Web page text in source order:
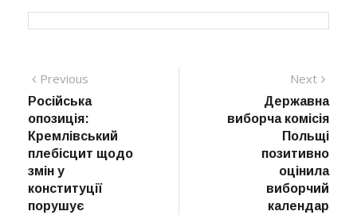
Навігація
записів
Previous
post:
Російська
опозиція:
Кремлівський
плебісцит щодо
змін у
конституції
порушує
Next
post:
Державна
виборча комісія
Польщі
позитивно
оцінила
виборчий
календар